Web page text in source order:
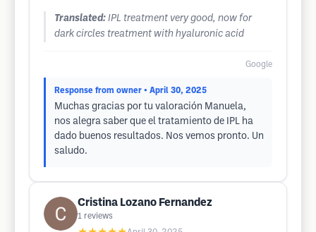
Translated: IPL treatment very good, now for
dark circles treatment with hyaluronic acid
Google
Response from owner • April 30, 2025
Muchas gracias por tu valoración Manuela,
nos alegra saber que el tratamiento de IPL ha
dado buenos resultados. Nos vemos pronto. Un
saludo.
Cristina Lozano Fernandez
1 reviews